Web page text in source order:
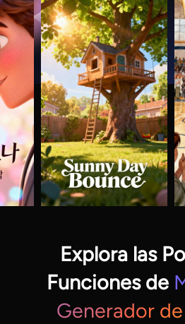
Explora las
Funciones de
Generador